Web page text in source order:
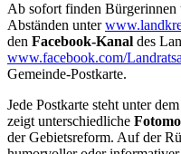
Ab sofort finden Bürgerinnen
Abständen unter
den Facebook-Kanal des
www.facebook.com/
Gemeinde-Postkarte.
Jede Postkarte steht unter
zeigt unterschiedliche
der Gebietsreform. Auf der